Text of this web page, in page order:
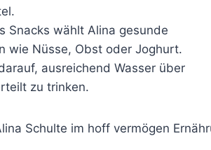
Snacks wählt Alina gesunde
wie Nüsse, Obst oder Joghurt.
ausreichend Wasser über
zu trinken.